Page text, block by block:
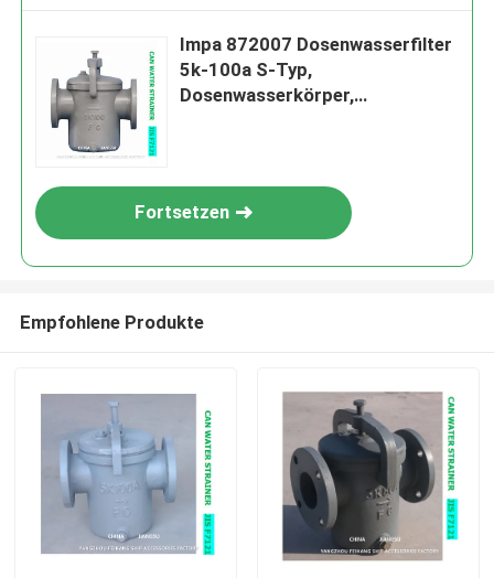
Impa 872007 Dosenwasserfilter
5k-100a S-Typ,
Dosenwasserkörper,
Fortsetzen
Empfohlene Produkte